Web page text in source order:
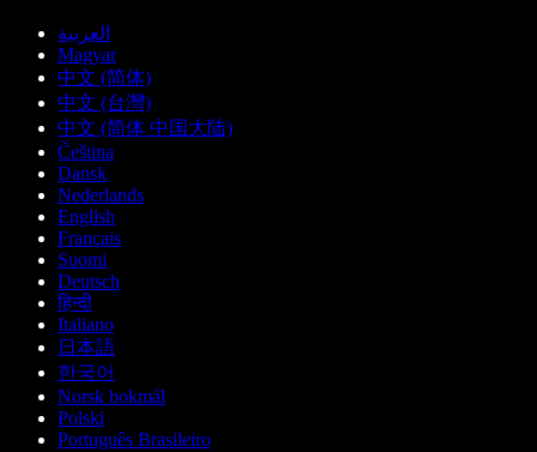
العربية
Magyar
中文 (简体)
中文 (台灣)
中文 (简体 中国大陆)
Čeština
Dansk
Nederlands
English
Français
Suomi
Deutsch
हिन्दी
Italiano
日本語
한국어
Norsk bokmål
Polski
Português Brasileiro